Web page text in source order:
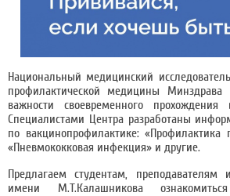
Национальный медицинский
профилактической медицины Минздрава
важности своевременного прохождения
Специалистами Центра разработаны
по вакцинопрофилактике:
«Пневмококковая инфекция» и другие.
Предлагаем студентам,
имени М.Т.Калашникова